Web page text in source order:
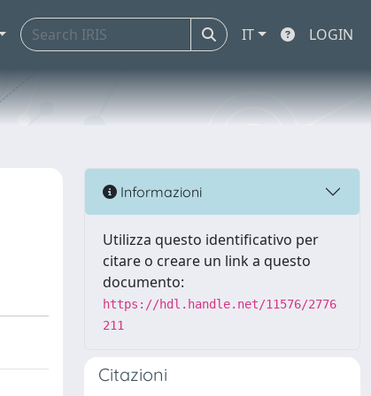
IT LOGIN
Informazioni
Utilizza questo identificativo per
citare o creare un link a questo
documento:
https://hdl.handle.net/11576/2776
211
Citazioni